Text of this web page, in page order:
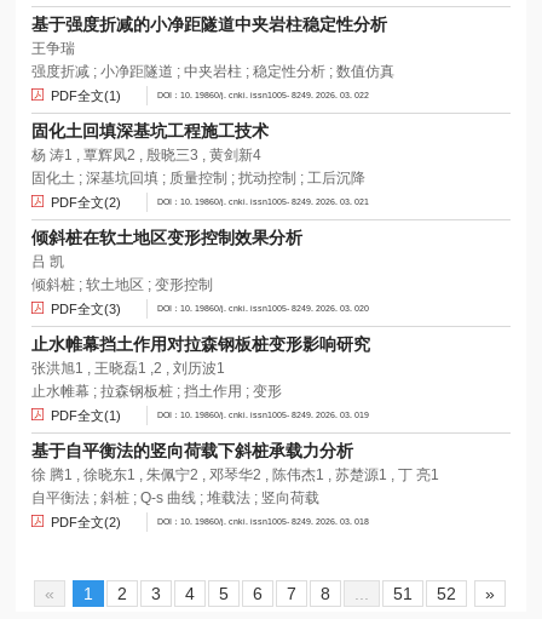
基于强度折减的小净距隧道中夹岩柱稳定性分析
王争瑞
强度折减 ; 小净距隧道 ; 中夹岩柱 ; 稳定性分析 ; 数值仿真
PDF全文(1) DOI：10. 19860/j. cnki. issn1005- 8249. 2026. 03. 022
固化土回填深基坑工程施工技术
杨 涛1 , 覃辉凤2 , 殷晓三3 , 黄剑新4
固化土 ; 深基坑回填 ; 质量控制 ; 扰动控制 ; 工后沉降
PDF全文(2) DOI：10. 19860/j. cnki. issn1005- 8249. 2026. 03. 021
倾斜桩在软土地区变形控制效果分析
吕 凯
倾斜桩 ; 软土地区 ; 变形控制
PDF全文(3) DOI：10. 19860/j. cnki. issn1005- 8249. 2026. 03. 020
止水帷幕挡土作用对拉森钢板桩变形影响研究
张洪旭1 , 王晓磊1 ,2 , 刘历波1
止水帷幕 ; 拉森钢板桩 ; 挡土作用 ; 变形
PDF全文(1) DOI：10. 19860/j. cnki. issn1005- 8249. 2026. 03. 019
基于自平衡法的竖向荷载下斜桩承载力分析
徐 腾1 , 徐晓东1 , 朱佩宁2 , 邓琴华2 , 陈伟杰1 , 苏楚源1 , 丁 亮1
自平衡法 ; 斜桩 ; Q-s 曲线 ; 堆载法 ; 竖向荷载
PDF全文(2) DOI：10. 19860/j. cnki. issn1005- 8249. 2026. 03. 018
« 1 2 3 4 5 6 7 8 51 52 »